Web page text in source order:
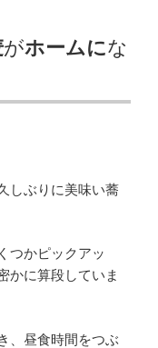
がホームにな
しぶりに美味い蕎
つかピックアッ
かに算段していま
、昼食時間をつぶ